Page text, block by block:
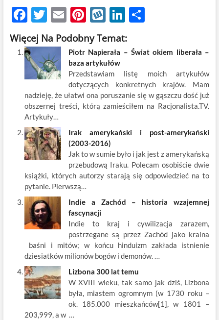
F
ac
e
b
o
o
k
T
w
itt
er
E
m
ail
Pi
nt
er
es
t
W
k
o
p
Li
k
dI
n
S
ar
Więcej Na Podobny Temat:
Piotr Napierała – Świat okiem liberała –
baza artykułów
Przedstawiam listę moich artykułów
dotyczących konkretnych krajów. Mam
nadzieję, że ułatwi ona poruszanie się w gąszczu dość już
obszernej treści, którą zamieściłem na Racjonalista.TV.
Artykuły…
Irak amerykański i post-amerykański
(2003-2016)
Jak to w sumie było i jak jest z amerykańską
przebudową Iraku. Polecam osobiście dwie
książki, których autorzy starają się odpowiedzieć na to
pytanie. Pierwszą…
Indie a Zachód – historia wzajemnej
fascynacji
Indie to kraj i cywilizacja zarazem,
postrzegane są przez Zachód jako kraina
baśni i mitów; w końcu hinduizm zakłada istnienie
dziesiatków milionów bogów i demonów. …
Lizbona 300 lat temu
W XVIII wieku, tak samo jak dziś, Lizbona
była, miastem ogromnym (w 1730 roku –
ok. 185.000 mieszkańców[1], w 1801 –
203,999, a w …